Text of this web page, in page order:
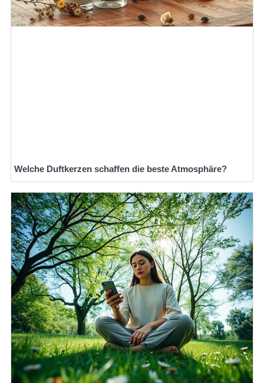
Welche Duftkerzen schaffen die beste Atmosphäre?